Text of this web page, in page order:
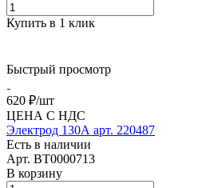
Купить в 1 клик
Быстрый просмотр
620 ₽/шт
ЦЕНА С НДС
Электрод 130А арт. 220487
Есть в наличии
Арт. BT0000713
В корзину